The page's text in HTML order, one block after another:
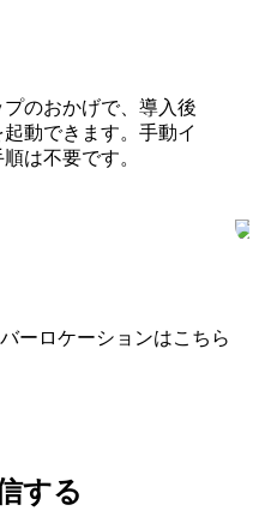
のおかげで、導入後
動できます。手動イ
は不要です。
ーロケーションはこちら
する